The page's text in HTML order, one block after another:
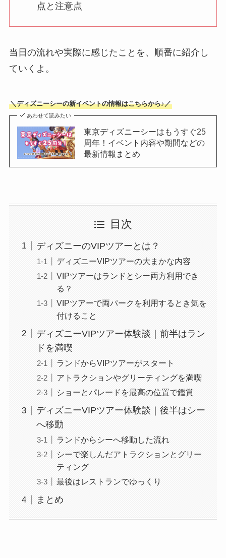
点と注意点
当日の流れや実際に感じたことを、順番に紹介し
ていくよ。
＼ディズニーシーの新イベントの情報はこちらから♪／
あわせて読みたい
東京ディズニーシーはもうすぐ25
周年！イベント内容や期間などの
最新情報まとめ
目次
ディズニーのVIPツアーとは？
ディズニーVIPツアーの大まかな内容
VIPツアーはランドとシー両方利用でき
る？
VIPツアーで両パークを利用するとき気を
付けること
ディズニーVIPツアー体験談｜前半はラン
ドを満喫
ランドからVIPツアーがスタート
アトラクションやグリーティングを満喫
ショーとパレードを最高の位置で鑑賞
ディズニーVIPツアー体験談｜後半はシー
へ移動
ランドからシーへ移動した流れ
シーで楽しんだアトラクションとグリー
ティング
最後はレストランでゆっくり
まとめ